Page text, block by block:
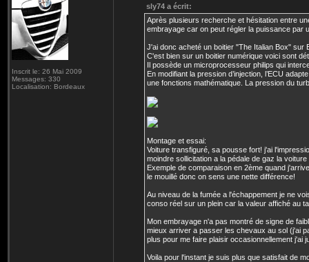
Inscrit le: 26 Mai 2009
Messages: 330
Localisation: Bordeaux
sly74 a écrit:
Après plusieurs recherche et hésitation entre
embrayage car on peut régler la puissance par
J'ai donc acheté un boitier "The Italian Box" sur
C'est bien sur un boitier numérique voici sont
Il possède un microprocesseur philips qui
En modifiant la pression d’injection, l’ECU
une fonctions mathématique. La pression du
Montage et essai:
Voiture transfiguré, sa pousse fort! j'ai
moindre sollicitation a la pédale de gaz la voiture
Exemple de comparaison en 2ème quand
le mouillé donc on sens une nette différence!
Au niveau de la fumée a l'échappement je ne
conso réel sur un plein car la valeur affiché au
Mon embrayage n'a pas montré de signe de
mieux arriver a passer les chevaux au sol (j'ai
plus pour me faire plaisir occasionnellement j'ai
Voila pour l'instant je suis plus que satisfait de